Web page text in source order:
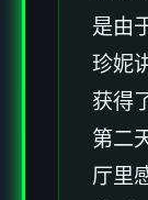
是由
珍妮
获得
第二
厅里